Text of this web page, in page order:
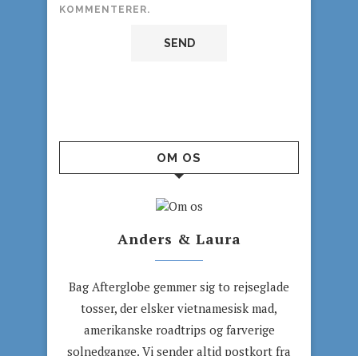
KOMMENTERER.
OM OS
Anders & Laura
Bag Afterglobe gemmer sig to rejseglade
tosser, der elsker vietnamesisk mad,
amerikanske roadtrips og farverige
solnedgange. Vi sender altid postkort fra